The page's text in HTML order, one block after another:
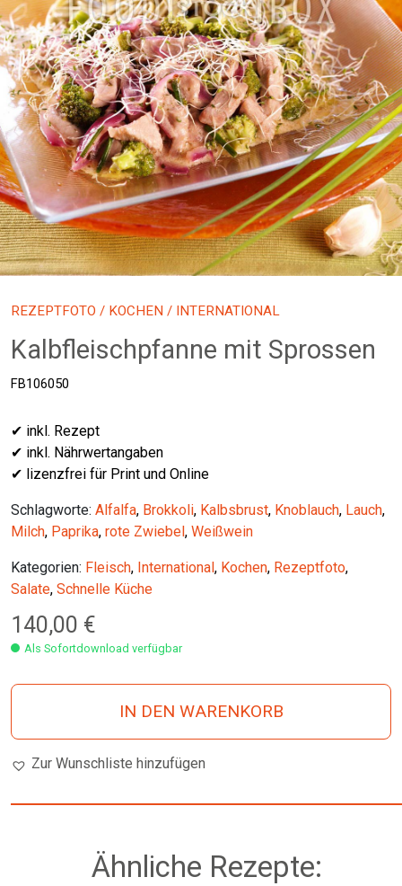
REZEPTFOTO / KOCHEN / INTERNATIONAL
Kalbfleischpfanne mit Sprossen
FB106050
✔ inkl. Rezept
✔ inkl. Nährwertangaben
✔ lizenzfrei für Print und Online
Schlagworte: Alfalfa, Brokkoli, Kalbsbrust, Knoblauch, Lauch,
Milch, Paprika, rote Zwiebel , Weißwein
Kategorien: Fleisch, International , Kochen, Rezeptfoto,
Salate, Schnelle Küche
140,00 €
Als Sofortdownload verfügbar
IN DEN WARENKORB
Zur Wunschliste hinzufügen
Ähnliche Rezepte: